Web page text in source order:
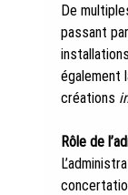
De
passant
également
créations
Rôle de